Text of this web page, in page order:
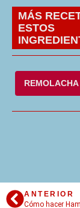
MÁS
ESTOS
REMOLACHA
ANTERIOR